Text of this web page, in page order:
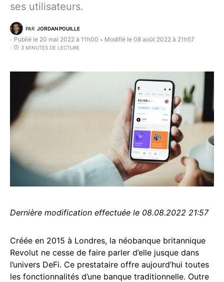
ses utilisateurs.
PAR JORDAN POUILLE
Publié le 20 mai 2022 à 11h00 • Modifié le 08 août 2022 à 21h57
3 MINUTES DE LECTURE
Dernière modification effectuée le 08.08.2022 21:57
Créée en 2015 à Londres, la néobanque britannique
Revolut ne cesse de faire parler d’elle jusque dans
l’univers DeFi. Ce prestataire offre aujourd’hui toutes
les fonctionnalités d’une banque traditionnelle. Outre